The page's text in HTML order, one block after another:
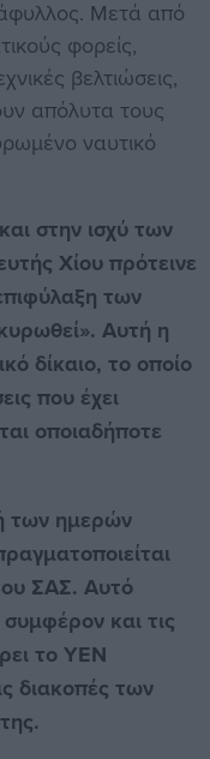
Μετά από
φορείς,
βελτιώσεις,
απόλυτα τους
ναυτικό
στην ισχύ των
Χίου πρότεινε
των
Αυτή η
δίκαιο, το οποίο
που έχει
οποιαδήποτε
των ημερών
ΣΑΣ. Αυτό
και τις
το ΥΕΝ
διακοπές των